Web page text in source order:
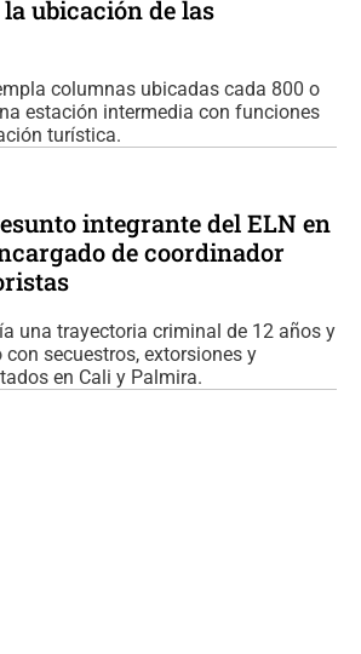
ubicación de las
columnas ubicadas cada 800 o
estación intermedia con funciones
turística.
integrante del ELN en
de coordinador
una trayectoria criminal de 12 años y
secuestros, extorsiones y
en Cali y Palmira.